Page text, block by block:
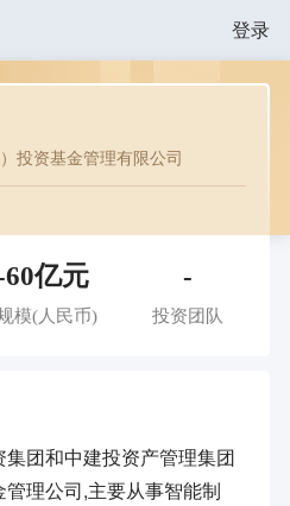
登录
投资基金管理有限公司
60亿元
模(人民币)
-
投资团队
团和中建投资产管理集团
理公司,主要从事智能制